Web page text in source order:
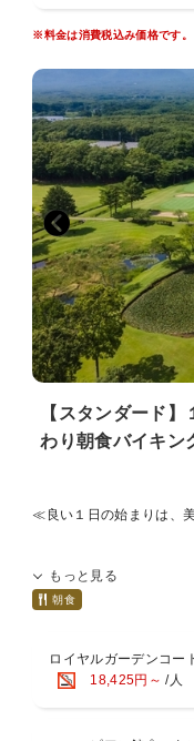
【大浴場】
内風呂(温泉)、露天風呂(
・湯上りのアイスキャン
■アクセス
・東北自動車道那須ICか
・東北新幹線「那須塩原
事前予約
【那須塩原駅発】9:40
【ホテル発】9:10 10:10
※料金は消費税込み価格です。
【スタンダード
わり朝食バイキン
≪良い１日の始まりは、
温泉や食事、ゴルフやペ
当ホテルでのご滞在が、
■朝食「和洋バイキング」
もっと見る
朝食
ロイヤルガーデンコ
18,425円～ /人